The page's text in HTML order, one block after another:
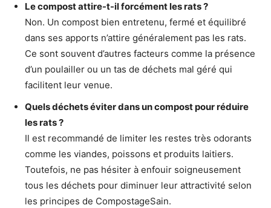
Le compost attire-t-il forcément les rats ?
Non. Un compost bien entretenu, fermé et équilibré
dans ses apports n’attire généralement pas les rats.
Ce sont souvent d’autres facteurs comme la présence
d’un poulailler ou un tas de déchets mal géré qui
facilitent leur venue.
Quels déchets éviter dans un compost pour réduire
les rats ?
Il est recommandé de limiter les restes très odorants
comme les viandes, poissons et produits laitiers.
Toutefois, ne pas hésiter à enfouir soigneusement
tous les déchets pour diminuer leur attractivité selon
les principes de CompostageSain.